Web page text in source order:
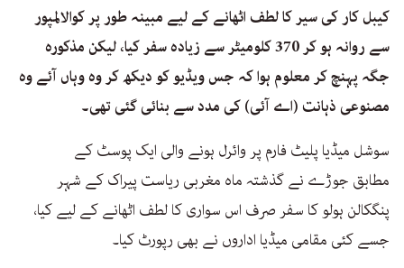
کیبل کار کی سیر کا لطف اٹھانے کے لیے مبینہ طور پر کوالالمپور
سے روانہ ہو کر 370 کلومیٹر سے زیادہ سفر کیا، لیکن مذکورہ
جگہ پہنچ کر معلوم ہوا کہ جس ویڈیو کو دیکھ کر وہ وہاں آئے وہ
مصنوعی ذہانت (اے آئی) کی مدد سے بنائی گئی تھی۔
سوشل میڈیا پلیٹ فارم پر وائرل ہونے والی ایک پوسٹ کے
مطابق جوڑے نے گذشتہ ماہ مغربی ریاست پیراک کے شہر
پنگکالن ہولو کا سفر صرف اس سواری کا لطف اٹھانے کے لیے کیا،
جسے کئی مقامی میڈیا اداروں نے بھی رپورٹ کیا۔